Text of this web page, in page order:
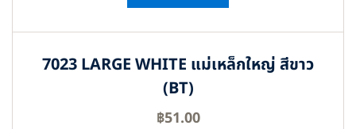
7023 LARGE WHITE แม่เหล็กใหญ่ สีขาว
(BT)
฿51.00